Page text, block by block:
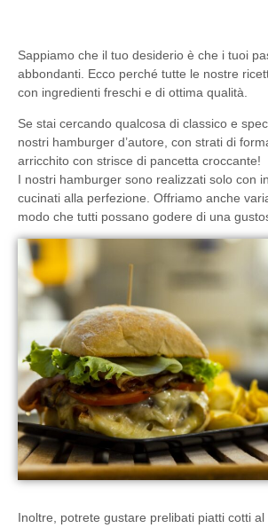
Sappiamo che il tuo desiderio è che i tuoi
abbondanti . Ecco perché tutte le nostre
con ingredienti freschi e di ottima qualità.
Se stai cercando qualcosa di classico e
nostri hamburger d’autore , con strati di
arricchito con strisce di pancetta croccante!
I nostri hamburger sono realizzati solo con
cucinati alla perfezione. Offriamo anche
modo che tutti possano godere di una
Inoltre, potrete gustare prelibati piatti cotti al